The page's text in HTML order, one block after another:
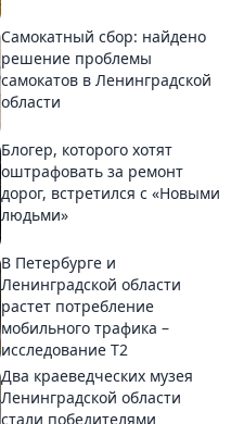
Самокатный сбор: найдено
решение проблемы
самокатов в Ленинградской
области
Блогер, которого хотят
оштрафовать за ремонт
дорог, встретился с «Новыми
людьми»
В Петербурге и
Ленинградской области
растет потребление
мобильного трафика –
исследование T2
Два краеведческих музея
Ленинградской области
стали победителями